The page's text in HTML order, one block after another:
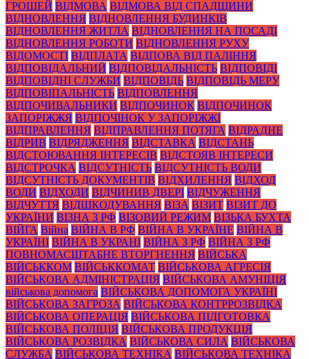
ГРОШЕЙ ВІДМОВА ВІДМОВА ВІД СПАДЩИНИ
ВІДНОВЛЕННЯ ВІДНОВЛЕННЯ БУДИНКІВ
ВІДНОВЛЕННЯ ЖИТЛА ВІДНОВЛЕННЯ НА ПОСАДІ
ВІДНОВЛЕННЯ РОБОТИ ВІДНОВЛЕННЯ РУХУ
ВІДОМОСТІ ВІДПЛАТА ВІДПОВА ВІД ПАЛІННЯ
ВІДПОВІДАЛЬНИЙ ВІДПОВІДАЛЬНІСТЬ ВІДПОВІДІ
ВІДПОВІДНІ СЛУЖБИ ВІДПОВІДЬ ВІДПОВІДЬ МЕРУ
ВІДПОВІПАЛЬНІСТЬ ВІДПОВЛЕННЯ
ВІДПОЧИВАЛЬНИКИ ВІДПОЧИНОК ВІДПОЧИНОК
ЗАПОРІЖЖЯ ВІДПОЧІНОК У ЗАПОРІЖЖІ
ВІДПРАВЛЕННЯ ВІДПРАВЛЕННЯ ПОТЯГА ВІДРАДНЕ
ВІДРИВ ВІДРЯДЖЕННЯ ВІДСТАВКА ВІДСТАНЬ
ВІДСТОЮВАННЯ ІНТЕРЕСІВ ВІДСТОЯВ ІНТЕРЕСИ
ВІДСТРОЧКА ВІДСУТНІСТЬ ВІДСУТНІСТЬ ВОДИ
ВІДСУТНІСТЬ ДОКУМЕНТІВ ВІДХИЛЕННЯ ВІДХОД
ВОДИ ВІДХОДИ ВІДЧИНИВ ДВЕРІ ВІДЧУЖЕННЯ
ВІДЧУТТЯ ВІДШКОДУВАННЯ ВІЗА ВІЗИТ ВІЗИТ ДО
УКРАЇНИ ВІЗНА З РФ ВІЗОВИЙ РЕЖИМ ВІЗЬКА БУХТА
ВІЙГА Війна ВІЙНА В РФ ВІЙНА В УКРАЇНЕ ВІЙНА В
УКРАЇНІ ВІЙНА В УКРАНІ ВІЙНА З РФ ВІЙНА З РФ
ПОВНОМАСШТАБНЕ ВТОРГНЕННЯ ВІЙСЬКА
ВІЙСЬККОМ ВІЙСЬККОМАТ ВІЙСЬКОВА АГРЕСІЯ
ВІЙСЬКОВА АДМІНІСТРАЦІЯ ВІЙСЬКОВА АМУНІЦІЯ
військова допомога ВІЙСЬКОВА ДОПОМОГА УКРАЇНІ
ВІЙСЬКОВА ЗАГРОЗА ВІЙСЬКОВА КОНТРРОЗВІДКА
ВІЙСЬКОВА ОПЕРАЦІЯ ВІЙСЬКОВА ПІДГОТОВКА
ВІЙСЬКОВА ПОЛІЦІЯ ВІЙСЬКОВА ПРОДУКЦІЯ
ВІЙСЬКОВА РОЗВІДКА ВІЙСЬКОВА СИЛА ВІЙСЬКОВА
СЛУЖБА ВІЙСЬКОВА ТЕХНІКА ВІЙСЬКОВА ТЕХНІКА